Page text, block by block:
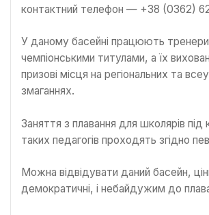
контактний телефон — +38 (0362)
У даному басейні працюють
чемпіонськими титулами, а їх
призові місця на регіональних та
змаганнях.
Заняття з плавання для школярів під
таких педагогів проходять згідно
Можна відвідувати даний басейн,
демократичні, і небайдужим до